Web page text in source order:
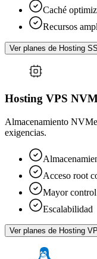
Caché
Recursos
Ver planes de Hosting
Hosting VPS
Almacenamiento
exigencias.
Acceso root
Mayor control
Escalabilidad
Ver planes de Hosting